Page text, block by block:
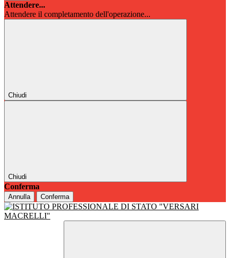
Attendere...
Attendere il completamento dell'operazione...
Chiudi
Chiudi
Conferma
Annulla Conferma